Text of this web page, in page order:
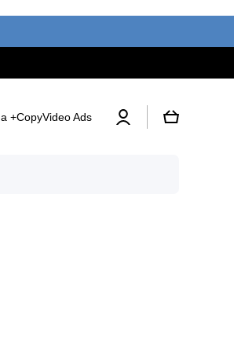
+CopyVideo Ads
Iniciar
sesión
Carrito